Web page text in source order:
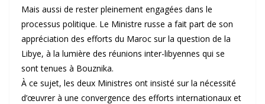
Mais aussi de rester pleinement engagées dans le
processus politique. Le Ministre russe a fait part de son
appréciation des efforts du Maroc sur la question de la
Libye, à la lumière des réunions inter-libyennes qui se
sont tenues à Bouznika.
À ce sujet, les deux Ministres ont insisté sur la nécessité
d’œuvrer à une convergence des efforts internationaux et